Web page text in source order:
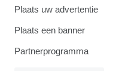
Plaats uw advertentie
Plaats een banner
Partnerprogramma